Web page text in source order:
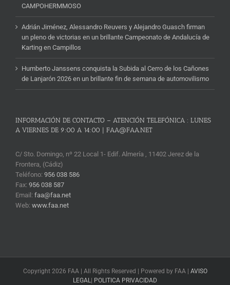
CAMPOHERMMOSO
Adrián Jiménez, Alessandro Reuvers y Alejandro Guasch firman
un pleno de victorias en un brillante Campeonato de Andalucía de
Karting en Campillos
Humberto Janssens conquista la Subida al Cerro de los Cañones
de Lanjarón 2026 en un brillante fin de semana de automovilismo
INFORMACIÓN DE CONTACTO – ATENCIÓN TELEFÓNICA : LUNES
A VIERNES DE 9:00 A 14:00 | FAA@FAA.NET
C/ Sto. Domingo, nº 22 Local 1- Edif. Almería , 11402 Jerez de la
Frontera, (Cádiz)
Teléfono: 956 038 586
Fax: 956 038 587
Email: faa@faa.net
Web: www.faa.net
Copyright 2026 FAA | All Rights Reserved | Powered by FAA | AVISO
LEGAL | POLITICA PRIVACIDAD